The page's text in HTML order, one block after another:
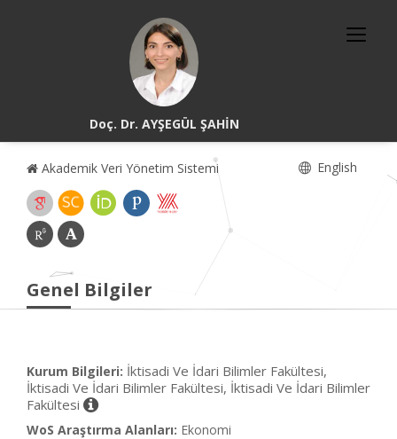
Doç. Dr. AYŞEGÜL ŞAHİN
Akademik Veri Yönetim Sistemi English
Genel Bilgiler
Kurum Bilgileri: İktisadi Ve İdari Bilimler Fakültesi,
İktisadi Ve İdari Bilimler Fakültesi, İktisadi Ve İdari Bilimler
Fakültesi
WoS Araştırma Alanları: Ekonomi